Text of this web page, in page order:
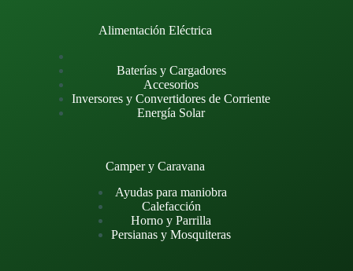
Alimentación Eléctrica
Baterías y Cargadores
Accesorios
Inversores y Convertidores de Corriente
Energía Solar
Camper y Caravana
Ayudas para maniobra
Calefacción
Horno y Parrilla
Persianas y Mosquiteras